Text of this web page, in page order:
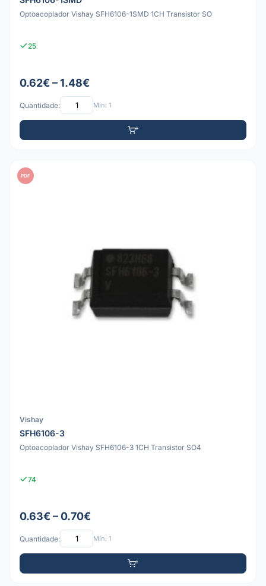
Optoacoplador Vishay SFH6106-1SMD 1CH Transistor SO
25
0.62€ – 1.48€
Quantidade: Mín: 1
PDF
Vishay
SFH6106-3
Optoacoplador Vishay SFH6106-3 1CH Transistor SO4
74
0.63€ – 0.70€
Quantidade: Mín: 1